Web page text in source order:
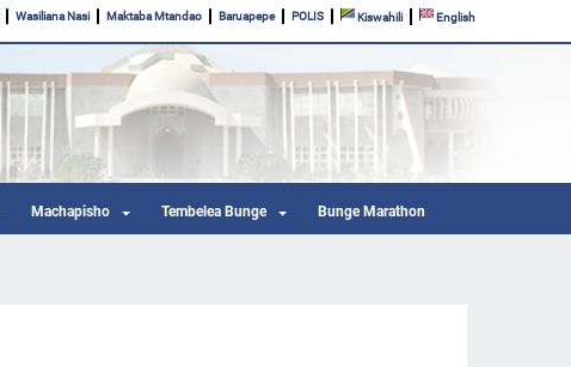
English
Kiswahili
POLIS
Baruapepe
Maktaba Mtandao
Wasiliana Nasi
Machapisho Tembelea Bunge Bunge Marathon